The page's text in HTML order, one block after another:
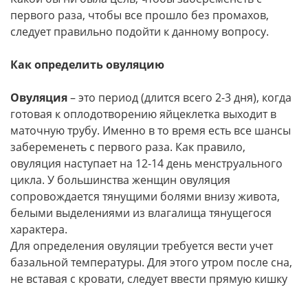
первого раза, чтобы все прошло без промахов,
следует правильно подойти к данному вопросу.
Как определить овуляцию
Овуляция– это период (длится всего 2-3 дня), когда
готовая к оплодотворению яйцеклетка выходит в
маточную трубу. Именно в то время есть все шансы
забеременеть с первого раза. Как правило,
овуляция наступает на 12-14 день менструального
цикла. У большинства женщин овуляция
сопровождается тянущими болями внизу живота,
белыми выделениями из влагалища тянущегося
характера.
Для определения овуляции требуется вести учет
базальной температуры. Для этого утром после сна,
не вставая с кровати, следует ввести прямую кишку